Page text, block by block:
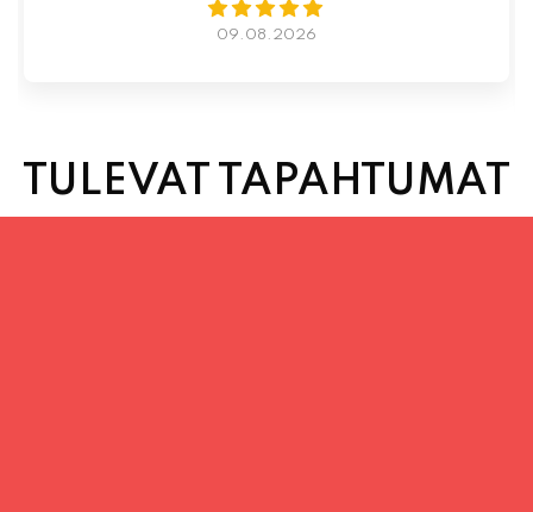
09.08.2026
TULEVAT TAPAHTUMAT